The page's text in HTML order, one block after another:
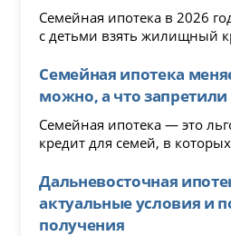
Семейная ипотека в 2026
с детьми взять жилищный
Семейная ипотека
можно, а что запретили
Семейная ипотека — это
кредит для семей, в
Дальневосточная
актуальные условия и
получения